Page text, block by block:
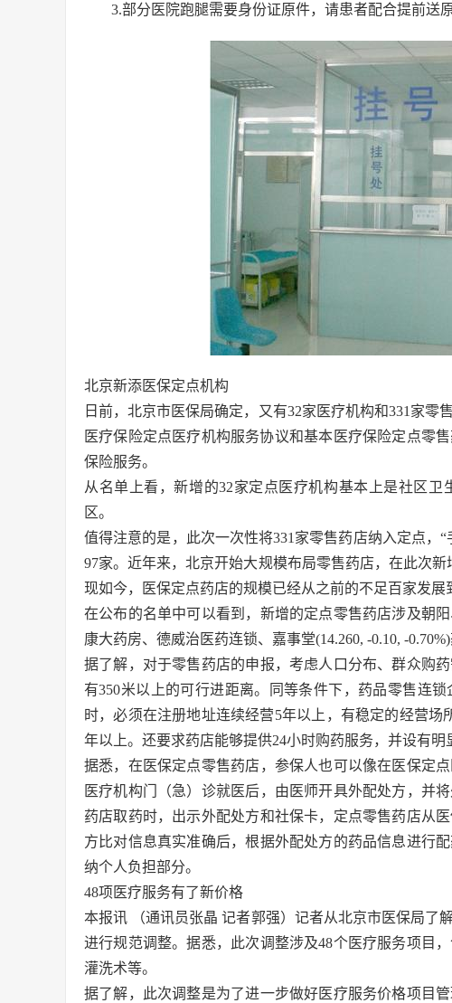
3.部分医院跑腿需要身份证原件，请患者配合提前送
北京新添医保定点机构
日前，北京市医保局确定，又有32家医疗机构和331家
医疗保险定点医疗机构服务协议和基本医疗保险定点零
保险服务。
从名单上看，新增的32家定点医疗机构基本上是社区
区。
值得注意的是，此次一次性将331家零售药店纳入定点，
97家。近年来，北京开始大规模布局零售药店，在此次
现如今，医保定点药店的规模已经从之前的不足百家发展
在公布的名单中可以看到，新增的定点零售药店涉及朝
康大药房、德威治医药连锁、嘉事堂(14.260, -0.10, -0.70%)
据了解，对于零售药店的申报，考虑人口分布、群众购
有350米以上的可行进距离。同等条件下，药品零售连
时，必须在注册地址连续经营5年以上，有稳定的经营
年以上。还要求药店能够提供24小时购药服务，并设有明
据悉，在医保定点零售药店，参保人也可以像在医保定
医疗机构门（急）诊就医后，由医师开具外配处方，并
药店取药时，出示外配处方和社保卡，定点零售药店从
方比对信息真实准确后，根据外配处方的药品信息进行
纳个人负担部分。
48项医疗服务有了新价格
本报讯 （通讯员张晶 记者郭强）记者从北京市医保局了
进行规范调整。据悉，此次调整涉及48个医疗服务项目
灌洗术等。
据了解，此次调整是为了进一步做好医疗服务价格项目